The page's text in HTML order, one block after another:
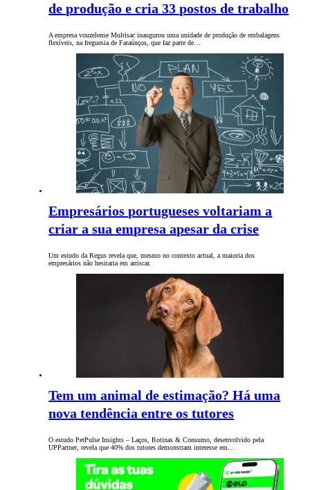
de produção e cria 33 postos de trabalho
A empresa vouzelense Multisac inaugurou uma unidade de produção de embalagens
flexíveis, na freguesia de Fataúnços, que faz parte de…
Empresários portugueses voltariam a
criar a sua empresa apesar da crise
Um estudo da Regus revela que, mesmo no contexto actual, a maioria dos
empresários não hesitaria em arriscar.
Tem um animal de estimação? Há uma
nova tendência entre os tutores
O estudo PetPulse Insights – Laços, Rotinas & Consumo, desenvolvido pela
UPPartner, revela que 40% dos tutores demonstram interesse em…